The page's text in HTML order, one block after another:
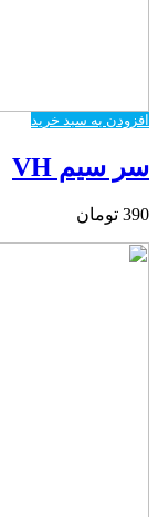
افزودن به سبد خرید
سر سیم VH
390 تومان